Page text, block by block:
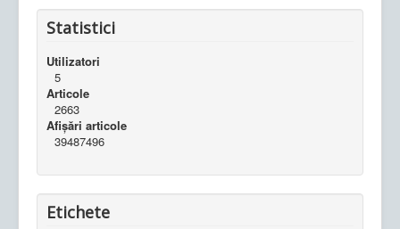
Statistici
Utilizatori
5
Articole
2663
Afișări articole
39487496
Etichete